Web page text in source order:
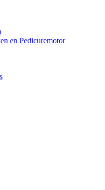
en Pedicuremotor